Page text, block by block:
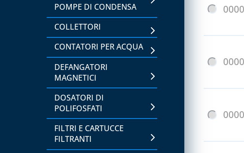
ACCESSORI PER IL
COMPLETAMENTO
ESTETICO E RICAMBI
CAPITOLO 12
ACCESSORI UNIVERSALI
PER CANALINE
CANALINA AFRIKA E
ACCESSORI
CANALINA ART-ECO AD
ACCESSORI
POMPE DI CONDENSA
COLLETTORI
CONTATORI PER ACQUA
DEFANGATORI
MAGNETICI
DOSATORI DI
POLIFOSFATI
FILTRI E CARTUCCE
FILTRANTI